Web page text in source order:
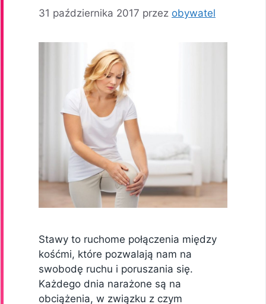
31 października 2017 przez obywatel
Stawy to ruchome połączenia między
kośćmi, które pozwalają nam na
swobodę ruchu i poruszania się.
Każdego dnia narażone są na
obciążenia, w związku z czym